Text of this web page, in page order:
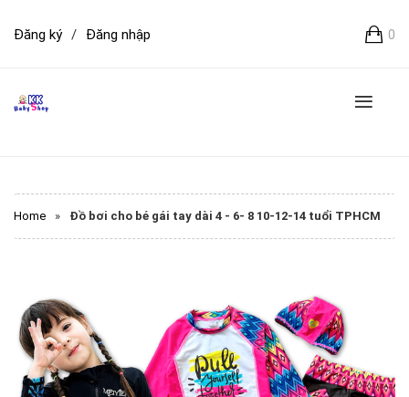
0
Đăng ký / Đăng nhập
Home » Đồ bơi cho bé gái tay dài 4 - 6- 8 10-12-14 tuổi TPHCM